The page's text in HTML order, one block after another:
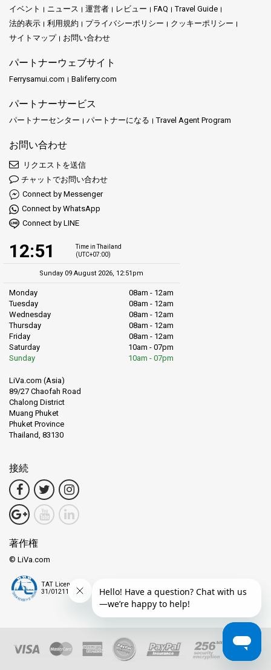
から旅を始めましょう。北に向かいたい人のために、チェンマ
イへのルートも利用可能です。
宝石として輝いています。海岸線に沿って壮大なビーチが広が
揺れる高いヤシの木に囲まれています。世界中からの訪問者が
いれば、隠れた滝を探検したり、水中世界を驚嘆しながら潜っ
たり、鮮やかな海洋生物を見つけるためにシュノーケリングを
沈むと、コ・サムイは変貌します。昼間の静かな雰囲気は、活
気ある夜の祭りに取って代わります。通りは音楽で賑わい、生
す。グルメな人々も楽しめる、豪華なホテルでグルメな食事を
提供する場所から、地元の美味しい魚料理を提供する居心地の
良いビーチサイドの小屋まで、さまざまな飲食店が揃っていま
す。そして、歴史や文化に興味がある人のために、島には古代
に、コ・サムイは単なる島ではなく、魂を探す人、冒険者、歴
史愛好者のすべてに応える体験の織り成しです。
す。コ・パンガンは、ビーチでの満月パーティーで有名で、多
くの人々が一晩中踊り、楽しんでいます。しかし、見たり、し
たりすることはもっとたくさんあります。トン・サラには、食
べ物、衣服、土産物を購入できる多くの店舗があります。ま
た、地元の料理を試せる美味しい屋台やレストランもたくさん
あります。島自体は、美しいビーチ、泳ぐための穏やかな湾、
そして探索するためのジャングルでいっぱいです。パーティー
から休憩したい人のために、静かな寺院や自然を楽しむための
静かな場所があります。要するに、トン・サラとコ・パンガン
は、誰もが楽しめる楽しいパーティー、ショッピング、食べ
物、そして自然の美しさを提供しています。
結論：
バンコクの中心部には、カオサンロード - ラジャオフィスと呼ば
れる特別な場所があります。これは単なる都市地図上の一点で
はなく、旅行者が共有する無数の冒険や物語の心臓部です。こ
こにいると、トゥクトゥクの賑やかな音がストリートベンダー
の話し声と混ざり合い、雰囲気が活気に満ちエネルギーで溢れ
料理パッタイを試すように誘います。星が輝く天蓋の下で楽し
むのが一番です。そしてそれは始まりに過ぎません。カオサン
ロードの周りを歩くたびに、新しい発見があります。ユニーク
な土産物を販売する可愛らしい小さな店から賑やかなカフェま
で、どの角にもサプライズがあります。そして、その美しさは
何でしょう？これらの素晴らしい場所の多くは徒歩数分の場所
にあり、次の冒険から決して遠くありません。昼間の探検家で
も夜型の人でも、カオサンロード - ラジャオフィスはバンコクの
イベント
ニュース 運営者 レビュー FAQ
Travel Guide
法的表示
利用規約 プライバシーポリシー
クッキーポリシー
サイトマップ
お問い合わせ
パートナーウェブサイト
Ferrysamui.com Baliferry.com
パートナーサービス
パートナーセンター パートナーになる Travel Agent Program
お問い合わせ
リクエストを送信
チャットでお問い合わせ
Connect by Messenger
Connect by WhatsApp
Connect by LINE
12:51
Time in Thailand
(UTC+07:00)
Sunday 09 August 2026, 12:51pm
Monday
08am - 12am
Tuesday
08am - 12am
Wednesday
08am - 12am
Thursday
08am - 12am
Friday
08am - 12am
Saturday
10am - 07pm
Sunday
10am - 07pm
LiVa.com (Asia)
89/27 Chaofah Road
Chalong District
Muang Phuket
Phuket Province
Thailand, 83130
接続
著作権
© LiVa.com
TAT License
31/01211